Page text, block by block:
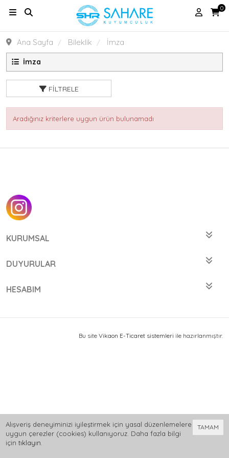
0
Ana Sayfa Bileklik İmza
İmza
FILTRELE
Aradığınız kriterlere uygun ürün bulunamadı
KURUMSAL
DUYURULAR
HESABIM
Bu site Vikaon E-Ticaret sistemleri ile hazırlanmıştır.
TAMAM
Alışveriş deneyiminizi iyileştirmek için yasal düzenlemelere
uygun çerezler (cookies) kullanıyoruz. Daha fazla bilgi
için tıklayın